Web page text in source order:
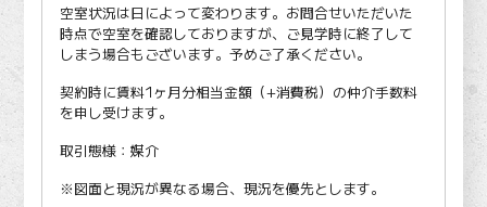
空室状況は日によって変わります。お問合せいただいた
時点で空室を確認しておりますが、ご見学時に終了して
しまう場合もございます。予めご了承ください。
契約時に賃料1ヶ月分相当金額（+消費税）の仲介手数料
を申し受けます。
取引態様：媒介
※図面と現況が異なる場合、現況を優先とします。